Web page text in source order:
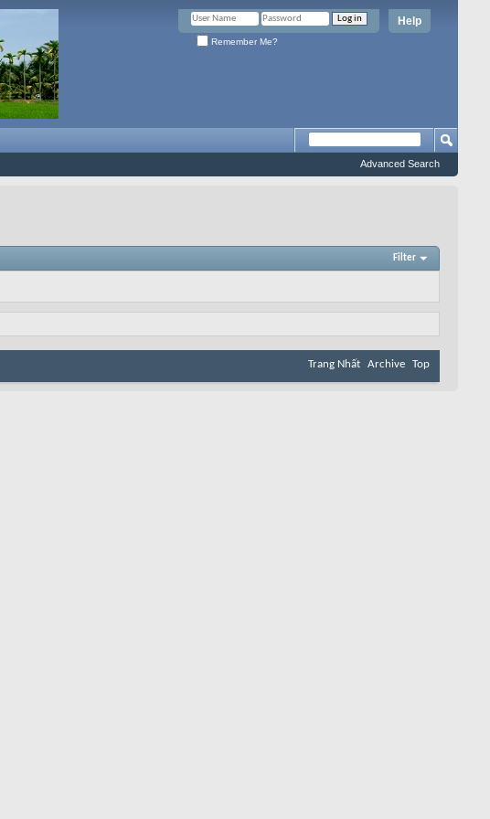
Help
Remember Me?
Advanced Search
Filter
Trang Nhất Archive Top